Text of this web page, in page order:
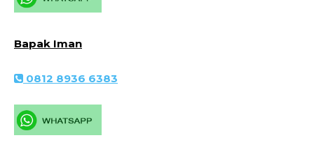
Bapak Iman
0812 8936 6383